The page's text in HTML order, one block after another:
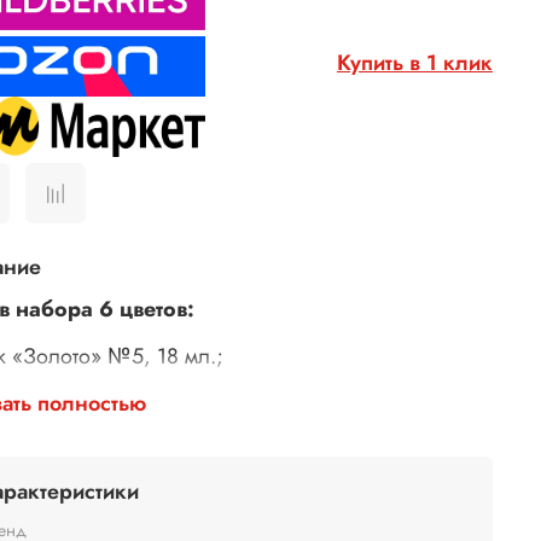
Купить в 1 клик
набора 6 цветов:
«Золото» №5, 18 мл.;
«Moonshine» №25 18 мл;
«Медь» №14, 18 мл.;
полностью